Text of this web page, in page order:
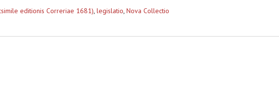
editionis Correriae 1681), legislatio, Nova Collectio